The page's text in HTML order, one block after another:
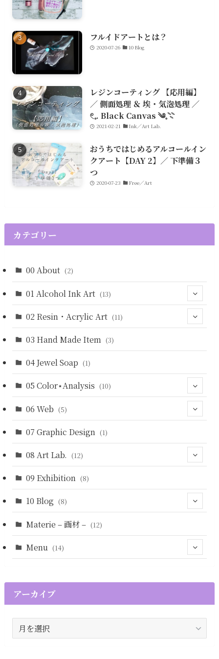
フルイドアートとは？
2020-07-26 10 Blog
レジンコーティング 【応用編】
／ 側面処理 ＆ 埃・気泡処理 ／
𓏲𓈒. Black Canvas ༄𓈒𓇢
2021-02-21 Ink／Art Lab.
おうちではじめるアルコールイン
クアート【DAY 2】／ 下準備３
つ
2020-07-23 Free／Art
カテゴリー
00 About (2)
01 Alcohol Ink Art (13)
(4)
(5)
02 Resin・Acrylic Art (11)
(3)
(3)
03 Hand Made Item (3)
04 Jewel Soap (1)
05 Color⋆Analysis (10)
06 Web (5)
(4)
(5)
07 Graphic Design (1)
08 Art Lab. (12)
(7)
09 Exhibition (8)
10 Blog (8)
Materie – 画材 – (12)
Menu (14)
アーカイブ
ー